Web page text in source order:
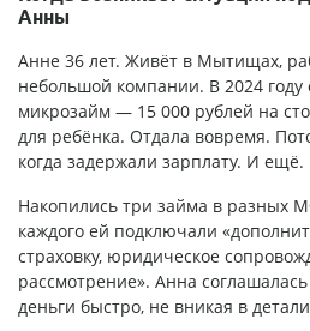
Анны
Анне 36 лет. Живёт в Мытищах,
небольшой компании. В 2024
микрозайм — 15 000 рублей на
для ребёнка. Отдала вовремя.
когда задержали зарплату. И ещё.
Накопились три займа в разных
каждого ей подключали
страховку, юридическое
рассмотрение». Анна
деньги быстро, не вникая в